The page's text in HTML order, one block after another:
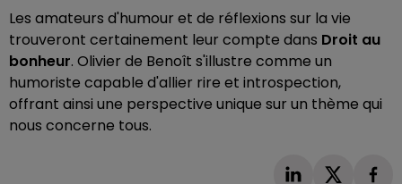
Les amateurs d'humour et de réflexions sur la vie
trouveront certainement leur compte dans Droit au
bonheur. Olivier de Benoît s'illustre comme un
humoriste capable d'allier rire et introspection,
offrant ainsi une perspective unique sur un thème qui
nous concerne tous.